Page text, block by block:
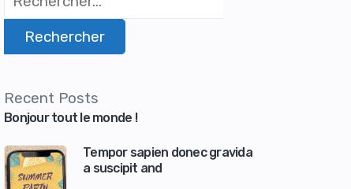
Recent Posts
Bonjour tout le monde !
Tempor sapien donec gravida
a suscipit and